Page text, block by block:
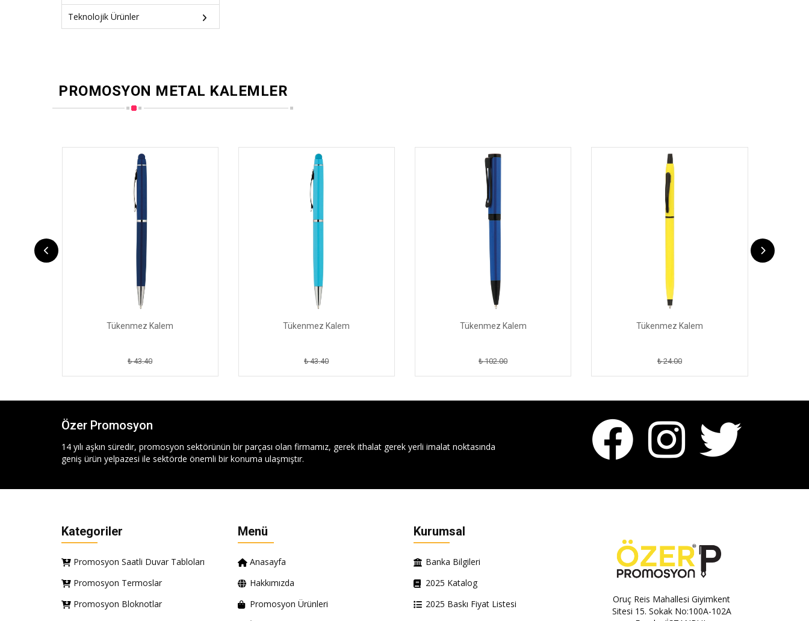
Teknolojik Ürünler
PROMOSYON METAL KALEMLER
Tükenmez Kalem
₺ 43.40
Tükenmez Kalem
₺ 43.40
Tükenmez Kalem
₺ 102.00
Tükenmez Kalem
₺ 24.00
Özer Promosyon
14 yılı aşkın süredir, promosyon sektörünün bir parçası olan firmamız, gerek ithalat gerek yerli imalat noktasında
geniş ürün yelpazesi ile sektörde önemli bir konuma ulaşmıştır.
Kategoriler
Promosyon Saatli Duvar Tabloları
Promosyon Termoslar
Promosyon Bloknotlar
Menü
Anasayfa
Hakkımızda
Promosyon Ürünleri
Kurumsal
Banka Bilgileri
2025 Katalog
2025 Baskı Fiyat Listesi
Oruç Reis Mahallesi Giyimkent
Sitesi 15. Sokak No:100A-102A